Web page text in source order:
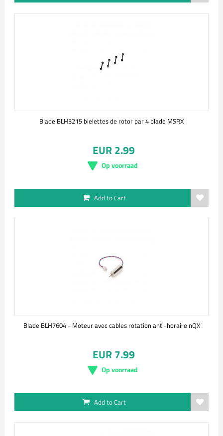
Blade BLH3215 bielettes de rotor par 4 blade MSRX
EUR 2.99
Op voorraad
Add to Cart
Blade BLH7604 - Moteur avec cables rotation anti-horaire nQX
EUR 7.99
Op voorraad
Add to Cart